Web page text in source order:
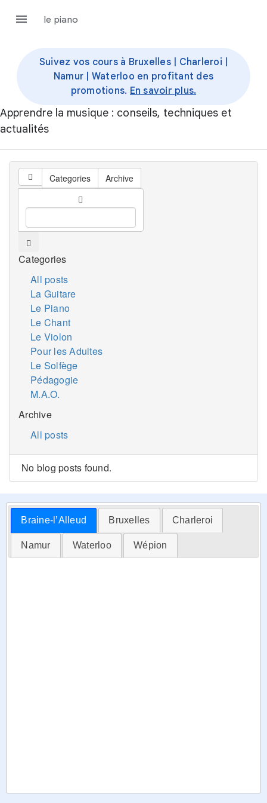
le piano
Suivez vos cours à Bruxelles | Charleroi |
Namur | Waterloo en profitant des
promotions. En savoir plus.
Apprendre la musique : conseils, techniques et
actualités
Categories Archive
Categories
All posts
La Guitare
Le Piano
Le Chant
Le Violon
Pour les Adultes
Le Solfège
Pédagogie
M.A.O.
Archive
All posts
No blog posts found.
Braine-l’Alleud Bruxelles Charleroi
Namur Waterloo Wépion